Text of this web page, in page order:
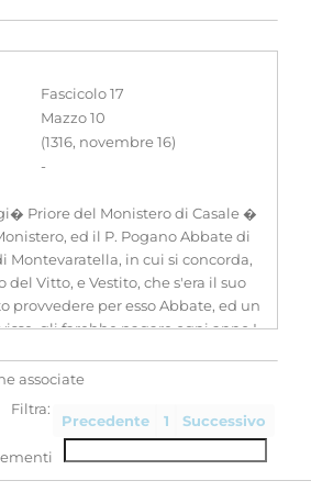
Fascicolo 17
Mazzo 10
(1316, novembre 16)
-
Priore del Monistero di Casale �
ed il P. Pogano Abbate di
Montevaratella, in cui si concorda,
Vitto, e Vestito, che s'era il suo
provvedere per esso Abbate, ed un
gli farebbe pagare ogni anno L.
Dritti, ed effetti, e L'abitazione in
associate
Precedente 1 Successivo
Filtra: